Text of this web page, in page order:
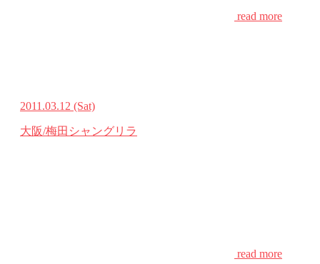
read more
2011.03.12 (Sat)
大阪/梅田シャングリラ
read more